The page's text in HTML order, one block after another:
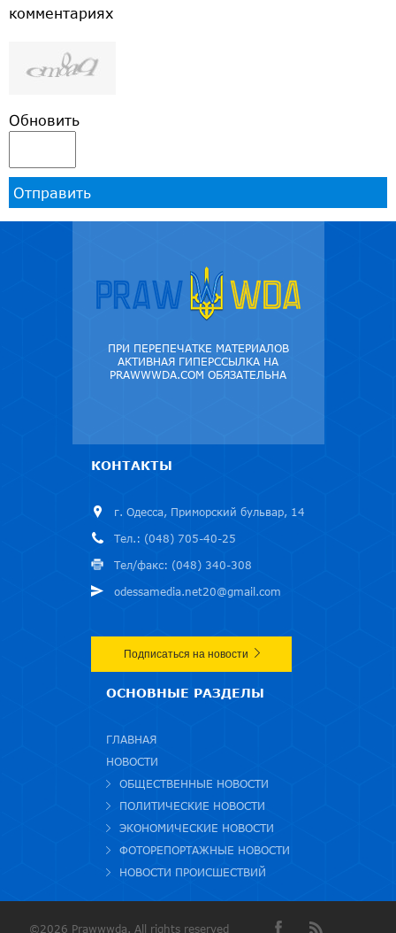
комментариях
Обновить
Отправить
ПРИ ПЕРЕПЕЧАТКЕ МАТЕРИАЛОВ
АКТИВНАЯ ГИПЕРССЫЛКА НА
PRAWWWDA.COM ОБЯЗАТЕЛЬНА
КОНТАКТЫ
г. Одесса, Приморский бульвар, 14
Тел.: (048) 705-40-25
Тел/факс: (048) 340-308
odessamedia.net20@gmail.com
Подписаться на новости
ОСНОВНЫЕ РАЗДЕЛЫ
ГЛАВНАЯ
НОВОСТИ
ОБЩЕСТВЕННЫЕ НОВОСТИ
ПОЛИТИЧЕСКИЕ НОВОСТИ
ЭКОНОМИЧЕСКИЕ НОВОСТИ
ФОТОРЕПОРТАЖНЫЕ НОВОСТИ
НОВОСТИ ПРОИСШЕСТВИЙ
©2026 Prawwwda. All rights reserved